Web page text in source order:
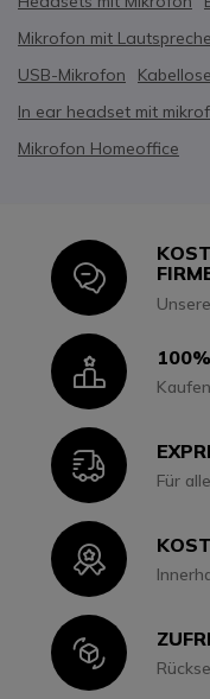
Mikrofon mit
USB-Mikrofon
In ear headset mit
Mikrofon Homeoffice
Icon
Icon
IconFür
Icon
Icon